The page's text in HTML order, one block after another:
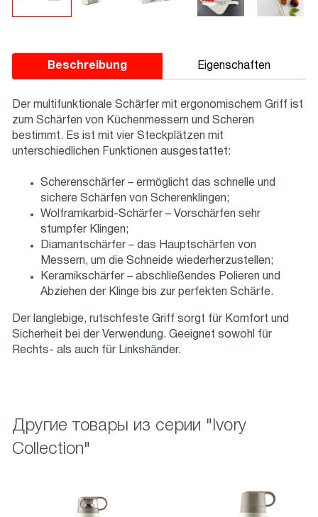
Beschreibung Eigenschaften
Der multifunktionale Schärfer mit ergonomischem Griff ist
zum Schärfen von Küchenmessern und Scheren
bestimmt. Es ist mit vier Steckplätzen mit
unterschiedlichen Funktionen ausgestattet:
Scherenschärfer – ermöglicht das schnelle und
sichere Schärfen von Scherenklingen;
Wolframkarbid-Schärfer – Vorschärfen sehr
stumpfer Klingen;
Diamantschärfer – das Hauptschärfen von
Messern, um die Schneide wiederherzustellen;
Keramikschärfer – abschließendes Polieren und
Abziehen der Klinge bis zur perfekten Schärfe.
Der langlebige, rutschfeste Griff sorgt für Komfort und
Sicherheit bei der Verwendung. Geeignet sowohl für
Rechts- als auch für Linkshänder.
Другие товары из серии "Ivory
Сollection"